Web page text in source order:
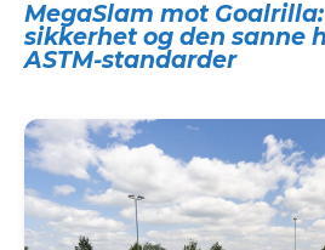
MegaSlam mot
sikkerhet og den sanne
ASTM-standarder